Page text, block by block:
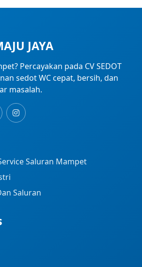
JAYA
Percayakan pada CV SEDOT
sedot WC cepat, bersih, dan
masalah.
Saluran Mampet
Saluran